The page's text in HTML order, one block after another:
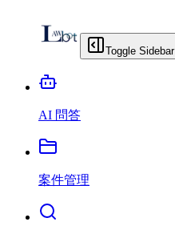
Toggle Sidebar
AI 問答
案件管理